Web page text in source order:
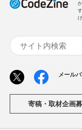
メール
寄稿・取材企画